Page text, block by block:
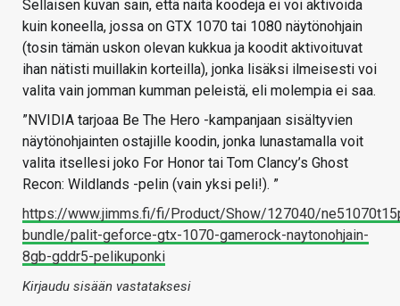
Sellaisen kuvan sain, että näitä koodeja ei voi aktivoida
kuin koneella, jossa on GTX 1070 tai 1080 näytönohjain
(tosin tämän uskon olevan kukkua ja koodit aktivoituvat
ihan nätisti muillakin korteilla), jonka lisäksi ilmeisesti voi
valita vain jomman kumman peleistä, eli molempia ei saa.
”NVIDIA tarjoaa Be The Hero -kampanjaan sisältyvien
näytönohjainten ostajille koodin, jonka lunastamalla voit
valita itsellesi joko For Honor tai Tom Clancy’s Ghost
Recon: Wildlands -pelin (vain yksi peli!). ”
https://www.jimms.fi/fi/Product/Show/127040/
bundle/palit-geforce-gtx-1070-gamerock-naytonohjain-
8gb-gddr5-pelikuponki
Kirjaudu sisään vastataksesi